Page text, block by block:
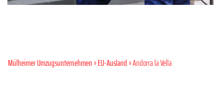
Mülheimer Umzugsunternehmen»EU-Ausland» Andorra la Vella